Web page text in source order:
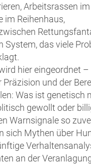
Arbeitsrassen
im Reihenhaus,
System, das viele
hier eingeordnet
und der
Was ist genetisch
gewollt oder
Warnsignale so
sich Mythen über
an der